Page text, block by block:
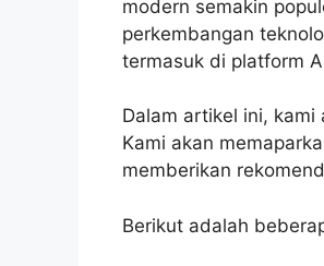
modern semakin
perkembangan
termasuk di platform
Dalam artikel ini,
Kami akan
memberikan
Berikut adalah